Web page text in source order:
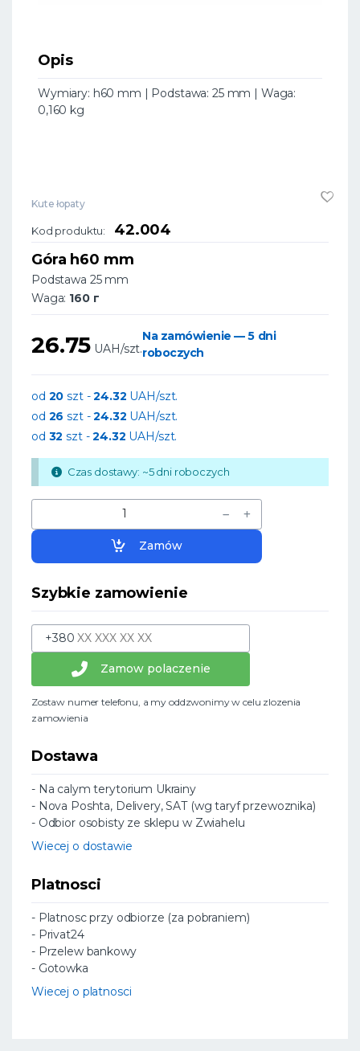
Opis
Wymiary: h60 mm | Podstawa: 25 mm | Waga:
0,160 kg
Kute łopaty
Kod produktu:
42.004
Góra h60 mm
Podstawa 25 mm
Waga: 160 г
26.75 UAH/szt.
Na zamówienie — 5 dni
roboczych
od 20 szt -24.32 UAH/szt.
od 26 szt -24.32 UAH/szt.
od 32 szt -24.32 UAH/szt.
Czas dostawy: ~5 dni roboczych
Zamów
Szybkie zamowienie
+380
Zamow polaczenie
Zostaw numer telefonu, a my oddzwonimy w celu zlozenia
zamowienia
Dostawa
- Na calym terytorium Ukrainy
- Nova Poshta, Delivery, SAT (wg taryf przewoznika)
- Odbior osobisty ze sklepu w Zwiahelu
Wiecej o dostawie
Platnosci
- Platnosc przy odbiorze (za pobraniem)
- Privat24
- Przelew bankowy
- Gotowka
Wiecej o platnosci